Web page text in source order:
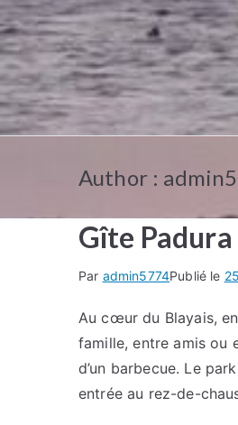
Author :
Gîte Padura
Par admin5774Publié le
Au cœur du Blayais,
famille, entre amis ou
d’un barbecue. Le
entrée au rez-de-